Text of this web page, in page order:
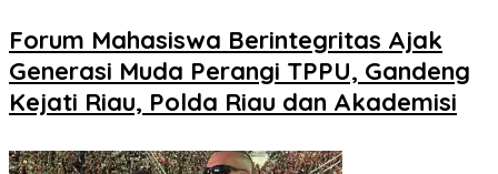
Forum Mahasiswa Berintegritas Ajak
Generasi Muda Perangi TPPU, Gandeng
Kejati Riau, Polda Riau dan Akademisi